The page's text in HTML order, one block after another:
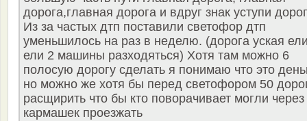
дорога,главная дорога и вдруг знак уступи
Из за частых дтп поставили светофор дтп
уменьшилось на раз в неделю. (дорога уская
ели 2 машины разходяться) Хотя там можно 6
полосую дорогу сделать я понимаю что это
но можно же хотя бы перед светофором 50
расщирить что бы кто поворачивает могли через
кармашек проезжать